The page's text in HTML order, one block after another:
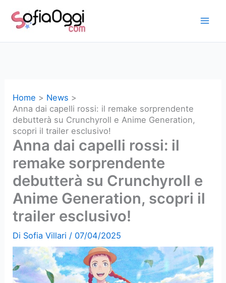
Home
News
Anna dai capelli rossi: il remake sorprendente
debutterà su Crunchyroll e Anime Generation,
scopri il trailer esclusivo!
Anna dai capelli rossi: il
remake sorprendente
debutterà su Crunchyroll e
Anime Generation, scopri il
trailer esclusivo!
Di Sofia Villari / 07/04/2025